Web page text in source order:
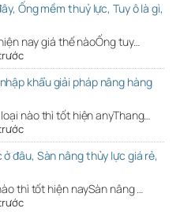
Ống mềm thuỷ lực, Tuy ô là gì,
nay giá thế nàoỐng tuy…
khẩu giải pháp nâng hàng
nào thì tốt hiện anyThang…
đâu, Sàn nâng thủy lực giá rẻ,
thì tốt hiện naySàn nâng …